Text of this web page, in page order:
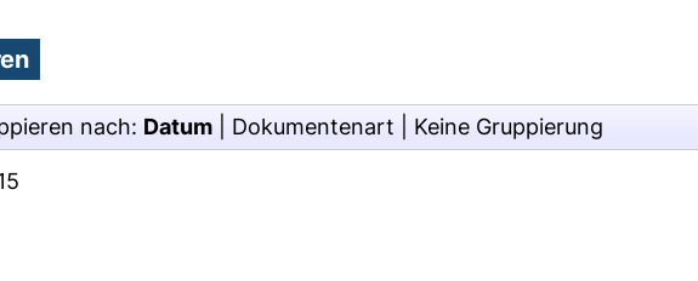
nach: Datum Dokumentenart Keine Gruppierung